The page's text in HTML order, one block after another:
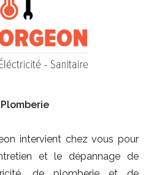
intervient chez vous pour
et le dépannage de